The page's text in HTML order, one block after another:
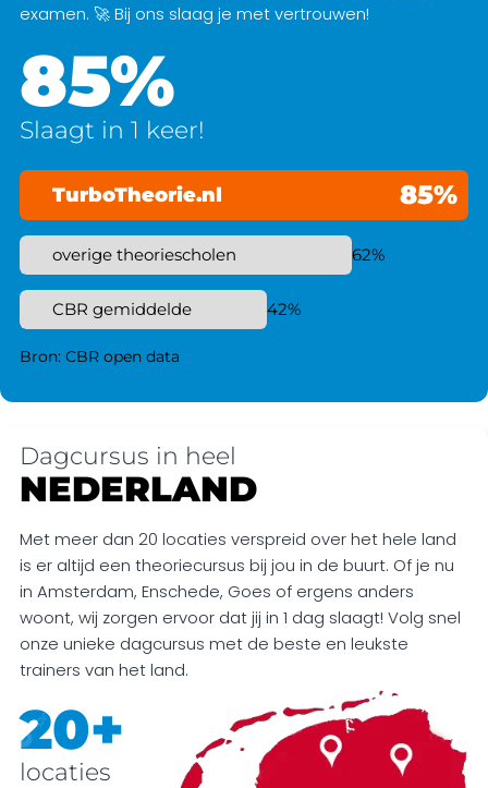
examen. 🚀 Bij ons slaag je met vertrouwen!
85%
Slaagt in 1 keer!
TurboTheorie.nl 85%
overige theoriescholen 62%
CBR gemiddelde 42%
Bron: CBR open data
Dagcursus in heel
NEDERLAND
Met meer dan 20 locaties verspreid over het hele land
is er altijd een theoriecursus bij jou in de buurt. Of je nu
in Amsterdam, Enschede, Goes of ergens anders
woont, wij zorgen ervoor dat jij in 1 dag slaagt! Volg snel
onze unieke dagcursus met de beste en leukste
trainers van het land.
20+
locaties